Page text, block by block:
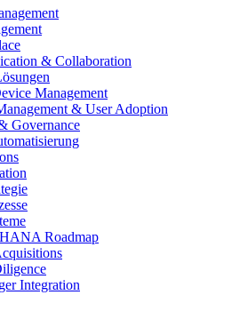
& Collaboration
Management
& User Adoption
Governance
Roadmap
Integration